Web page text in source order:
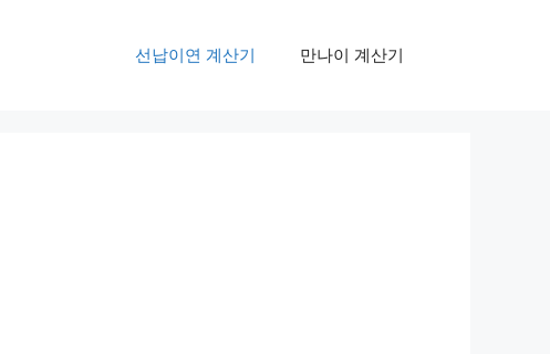
선납이연 계산기 만나이 계산기